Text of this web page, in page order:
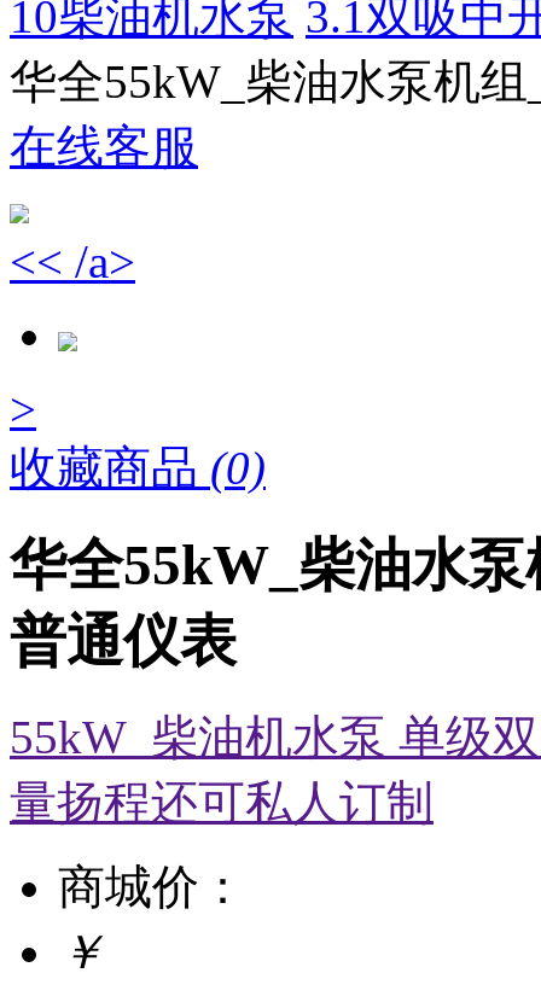
10柴油机水泵 3.1双吸中
华全55kW_柴油水泵机
在线客服
<< /a>
>
收藏商品 (0)
华全55kW_柴油水
普通仪表
55kW_柴油机水泵 单级
量扬程还可私人订制
商城价：
￥